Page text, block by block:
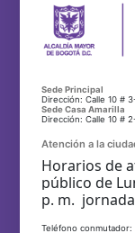
Sede Principal
Dirección: Calle 10 #
Sede Casa Amarilla
Dirección: Calle 10 #
Atención a la
Horarios de
público de
p. m.
Teléfono